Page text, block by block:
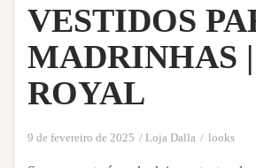
VESTIDOS
MADRINHAS
ROYAL
9 de fevereiro de 2025 Loja Dalla looks